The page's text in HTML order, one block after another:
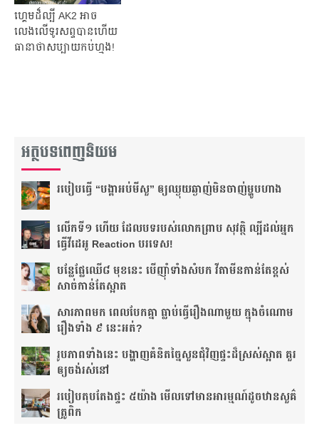
ហ្គេមដ៏ល្បី AK2 អាច
លេងលើទូរសព្ទបានហើយ
ធានាថាសប្បាយកប់ហ្មង!
អត្ថបទពេញនិយម
របៀប​ធ្វើ “បង្គា​អប់​មីសួ” ឲ្យ​ឈ្ងុយ​ឆ្ងាញ់​មិន​ចាញ់​ម្ហូប​ហាង
លើកទី១ ហើយ ដែល​បទរបស់លោកព្រាប សុវត្ថិ ល្បីដល់អ្នក
ធ្វើវីដេអូ Reaction បរទេស!
​បន្លែ​​ផ្លែឈើ​​​​​​​៨ ​​មុខនេះ បើ​​ញ៉ាំ​ទាំង​​សំបក វីតាមីន​​​​កាន់​តែ​​​ខ្ពស់
សាច់​កាន់​តែ​​ស្អាត​
សារភាពមក ពេលបែកគ្នា ធ្លាប់ធ្វើរឿងណាមួយ ក្នុងចំណោម
រឿងទាំង ៩ នេះអត់?
រូបភាពទាំងនេះ បង្ហាញ​គំនិត​ច្នៃ​សួន​ជុំ​វិញ​ផ្ទះ​​ដ៏​ស្រស់​ស្អាត​ ​គួរ​
ឲ្យ​ចង់​រស់​នៅ
របៀបតុបតែង​ផ្ទះ​ ៥យ៉ាង ​​​មើល​​ទៅ​មាន​អារម្មណ៍​ដូច​ឋានសួគ៌​
ត្រូពិក